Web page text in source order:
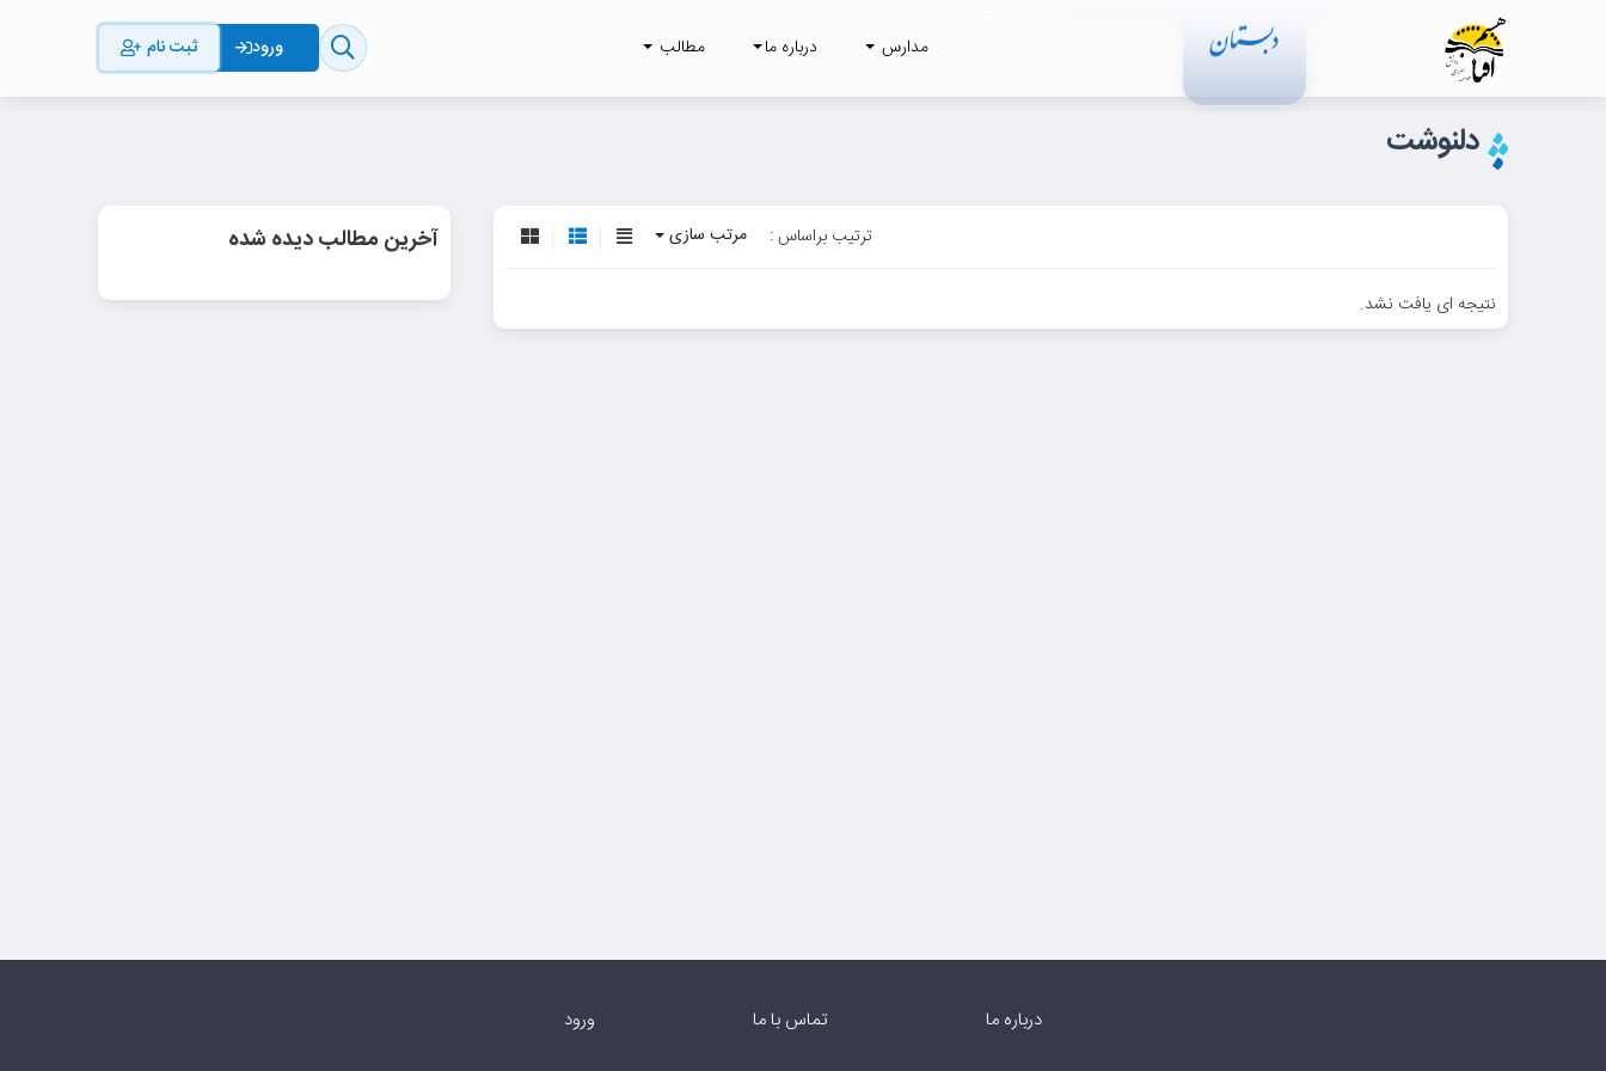
مدارس درباره ما مطالب ورود ثبت نام
دلنوشت
ترتیب براساس : مرتب سازی
نتیجه ای یافت نشد.
آخرین مطالب دیده شده
درباره ما تماس با ما ورود